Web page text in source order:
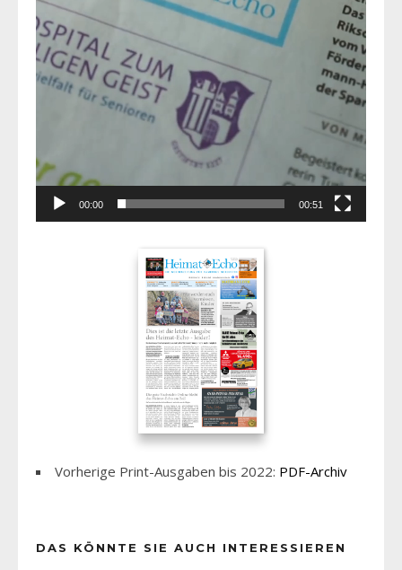
00:00 00:51
Vorherige Print-Ausgaben bis 2022: PDF-Archiv
DAS KÖNNTE SIE AUCH INTERESSIEREN